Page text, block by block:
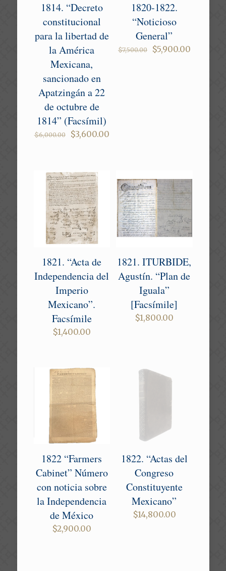
1814. “Decreto
constitucional
para la libertad de
la América
Mexicana,
sancionado en
Apatzingán a 22
de octubre de
1814” (Facsímil)
$6,000.00
Original
$3,600.00Current
1820-1822.
“Noticioso
General”
$7,500.00
Original
$5,900.00Current
1821. “Acta de
Independencia del
Imperio
Mexicano”.
Facsímile
$1,400.00
1821. ITURBIDE,
Agustín. “Plan de
Iguala”
[Facsímile]
$1,800.00
1822 “Farmers
Cabinet” Número
con noticia sobre
la Independencia
de México
$2,900.00
1822. “Actas del
Congreso
Constituyente
Mexicano”
$14,800.00